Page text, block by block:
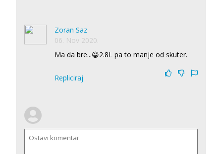
Zoran Saz
06. Nov 2020.
Ma da bre...😀2.8L pa to manje od skuter.
Repliciraj